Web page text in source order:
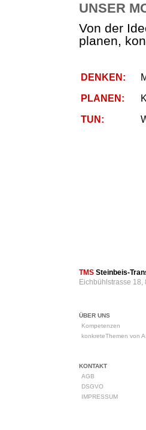
UNSER
Von der
planen,
DENKEN:
PLANEN:
TUN:
TMS Steinbeis-
Eichbühlstrasse
ÜBER UNS
Kompetenzen
konkreteThemen von
KONTAKT
AGB
DSGVO
IMPRESSUM